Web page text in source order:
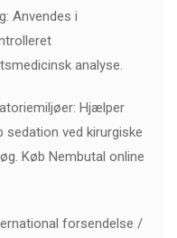
Anvendes i
analyse.
Hjælper
sedation ved kirurgiske
Køb Nembutal online
forsendelse /